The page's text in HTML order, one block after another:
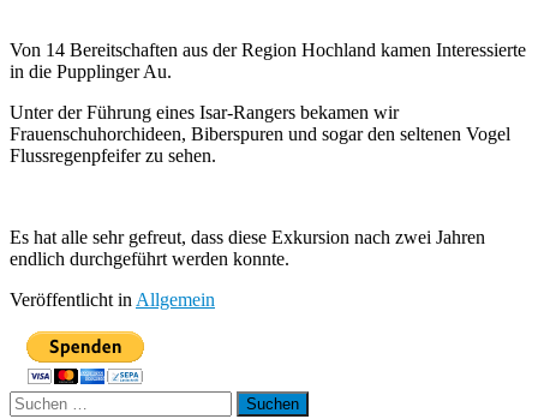
Von 14 Bereitschaften aus der Region Hochland kamen Interessierte
in die Pupplinger Au.
Unter der Führung eines Isar-Rangers bekamen wir
Frauenschuhorchideen, Biberspuren und sogar den seltenen Vogel
Flussregenpfeifer zu sehen.
Es hat alle sehr gefreut, dass diese Exkursion nach zwei Jahren
endlich durchgeführt werden konnte.
Veröffentlicht inAllgemein
Suchen